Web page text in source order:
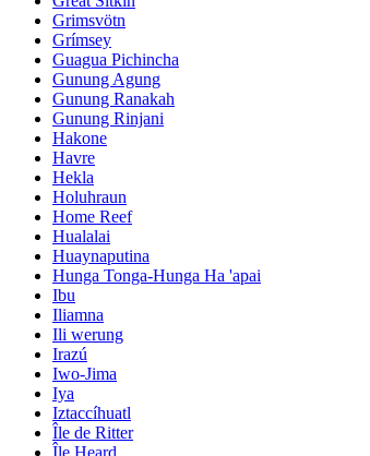
Grimsvötn
Grímsey
Guagua Pichincha
Gunung Agung
Gunung Ranakah
Gunung Rinjani
Hakone
Havre
Hekla
Holuhraun
Home Reef
Hualalai
Huaynaputina
Hunga Tonga-Hunga Ha 'apai
Ibu
Iliamna
Ili werung
Irazú
Iwo-Jima
Iya
Iztaccíhuatl
Île de Ritter